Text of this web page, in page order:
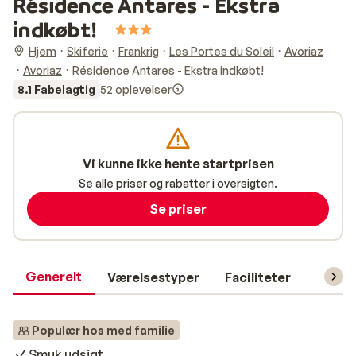
indkøbt!
Hjem Skiferie Frankrig Les Portes du Soleil
Avoriaz
Avoriaz
Résidence Antares - Ekstra indkøbt!
8.1 Fabelagtig 52 oplevelser
Generelt Værelsestyper Faciliteter
Populær hos med familie
Vi kunne ikke hente startprisen
Se alle priser og rabatter i oversigten.
Se priser